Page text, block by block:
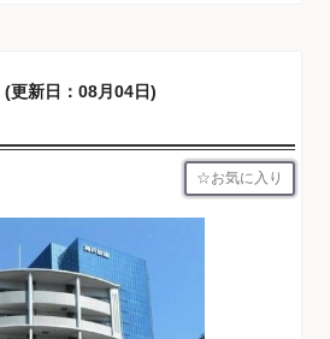
(更新日：08月04日)
お気に入り